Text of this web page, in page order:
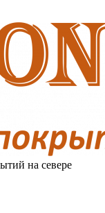
на севере